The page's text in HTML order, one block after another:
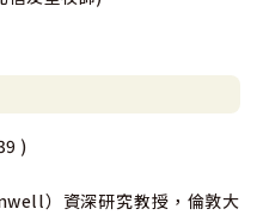
)
）資深研究教授，倫敦大